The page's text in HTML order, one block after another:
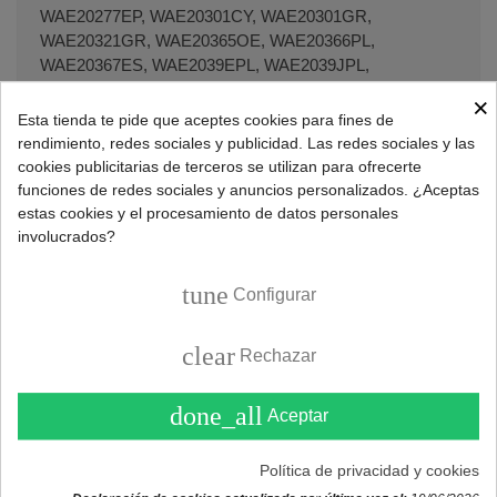
WAE20277EP, WAE20301CY, WAE20301GR,
WAE20321GR, WAE20365OE, WAE20366PL,
WAE20367ES, WAE2039EPL, WAE2039JPL,
WAE2046YPL, WAE2047PPL, WAE2047TPL,
WAE20492PL, WAE2049FPL, WAE24037IT,
WAE24071FF, WAE24164SN, WAE24165OE,
WAE24166FF, WAE24166PL, WAE24167GB,
WAE24177UK, WAE24260BY, WAE24260II,
WAE24261GB, WAE24262GB, WAE24267CY,
WAE24367ES, WAE24367UK, WAE24377GB,
WAE2439EPL, WAE24462GB, WAE24467ES,
WAE2447PES, WAE24487ES, WAE2449FPL,
WAE28168FG, WAE28172FF, WAE28210FF,
WAE28211FF, WAE28217FF, WAE28218FG, WAE28220,
WAE28267NL, WAE28267SN, WAE28269FG,
×
Esta tienda te pide que aceptes cookies para fines de
rendimiento, redes sociales y publicidad. Las redes sociales y las
cookies publicitarias de terceros se utilizan para ofrecerte
funciones de redes sociales y anuncios personalizados. ¿Aceptas
estas cookies y el procesamiento de datos personales
involucrados?
tune Configurar
clear Rechazar
done_all Aceptar
Política de privacidad y cookies